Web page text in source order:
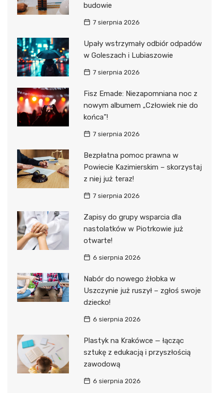
budowie
7 sierpnia 2026
Upały wstrzymały odbiór odpadów
w Goleszach i Lubiaszowie
7 sierpnia 2026
Fisz Emade: Niezapomniana noc z
nowym albumem „Człowiek nie do
końca”!
7 sierpnia 2026
Bezpłatna pomoc prawna w
Powiecie Kazimierskim – skorzystaj
z niej już teraz!
7 sierpnia 2026
Zapisy do grupy wsparcia dla
nastolatków w Piotrkowie już
otwarte!
6 sierpnia 2026
Nabór do nowego żłobka w
Uszczynie już ruszył – zgłoś swoje
dziecko!
6 sierpnia 2026
Plastyk na Krakówce — łącząc
sztukę z edukacją i przyszłością
zawodową
6 sierpnia 2026